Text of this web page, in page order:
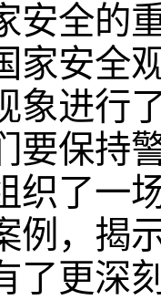
安全的
家安全
象进行
要保持
织了一
例，揭
了更深